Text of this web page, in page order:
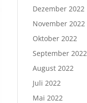
Dezember 2022
November 2022
Oktober 2022
September 2022
August 2022
Juli 2022
Mai 2022